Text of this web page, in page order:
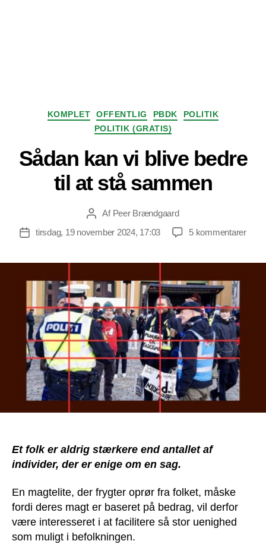
Kategorier
KOMPLET OFFENTLIG PBDK
POLITIK
POLITIK (GRATIS)
Sådan kan vi blive bedre
til at stå sammen
Indlægsforfatter
Af Peer Brændgaard
Indlægsdato
tirsdag, 19 november 2024, 17:03 5 kommentarertil
at
Et folk er aldrig stærkere end antallet af
individer, der er enige om en sag.
En magtelite, der frygter oprør fra folket, måske
fordi deres magt er baseret på bedrag, vil derfor
være interesseret i at facilitere så stor uenighed
som muligt i befolkningen.